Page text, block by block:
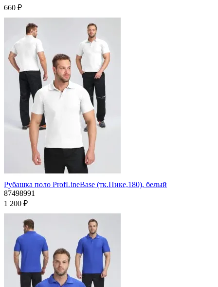
660 ₽
Рубашка поло ProfLineBase (тк.Пике,180), белый
87498991
1 200 ₽